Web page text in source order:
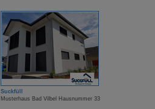
Suckfüll
Musterhaus Bad Vilbel Hausnummer 33